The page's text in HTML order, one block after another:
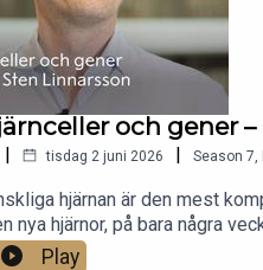
och gener
| tisdag 2 juni 2026 | Season 7
hjärnan är den mest
nya hjärnor, på bara några
utveckling – och här om hur
Play